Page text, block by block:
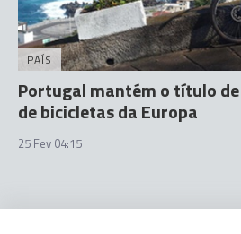
PAÍS
Portugal mantém o título
de bicicletas da Europa
25 Fev 04:15